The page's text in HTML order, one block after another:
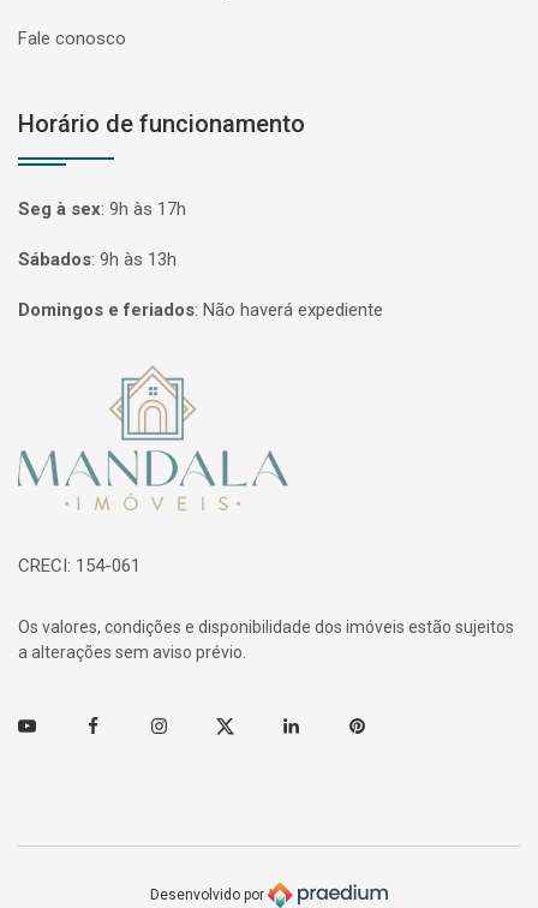
Fale conosco
Horário de funcionamento
Seg à sex: 9h às 17h
Sábados: 9h às 13h
Domingos e feriados: Não haverá expediente
Página inicial
CRECI: 154-061
Os valores, condições e disponibilidade dos imóveis estão sujeitos
a alterações sem aviso prévio.
Youtube FacebookInstagramTwitter Linkedin Pinterest
Desenvolvido por